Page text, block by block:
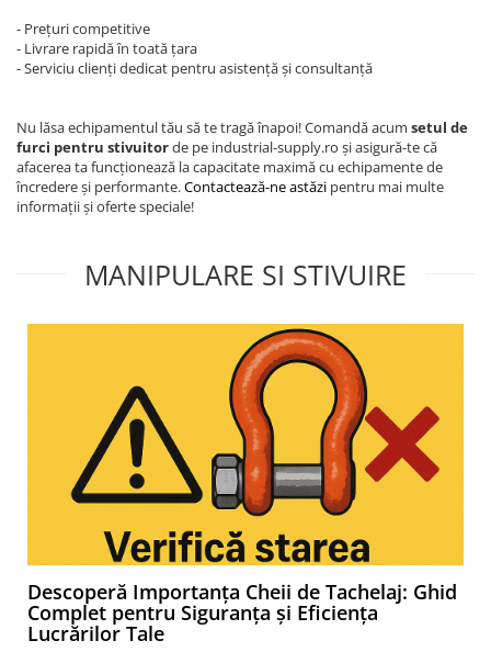
- Prețuri competitive
- Livrare rapidă în toată țara
- Serviciu clienți dedicat pentru asistență și consultanță
Nu lăsa echipamentul tău să te tragă înapoi! Comandă acum setul de
furci pentru stivuitorde pe industrial-supply.ro și asigură-te că
afacerea ta funcționează la capacitate maximă cu echipamente de
încredere și performante.Contactează-ne astăzi pentru mai multe
informații și oferte speciale!
MANIPULARE SI STIVUIRE
Descoperă Importanța Cheii de Tachelaj: Ghid
Complet pentru Siguranța și Eficiența
Lucrărilor Tale